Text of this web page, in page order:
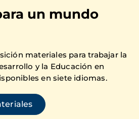
un mundo
materiales para trabajar la
y la Educación en
en siete idiomas.